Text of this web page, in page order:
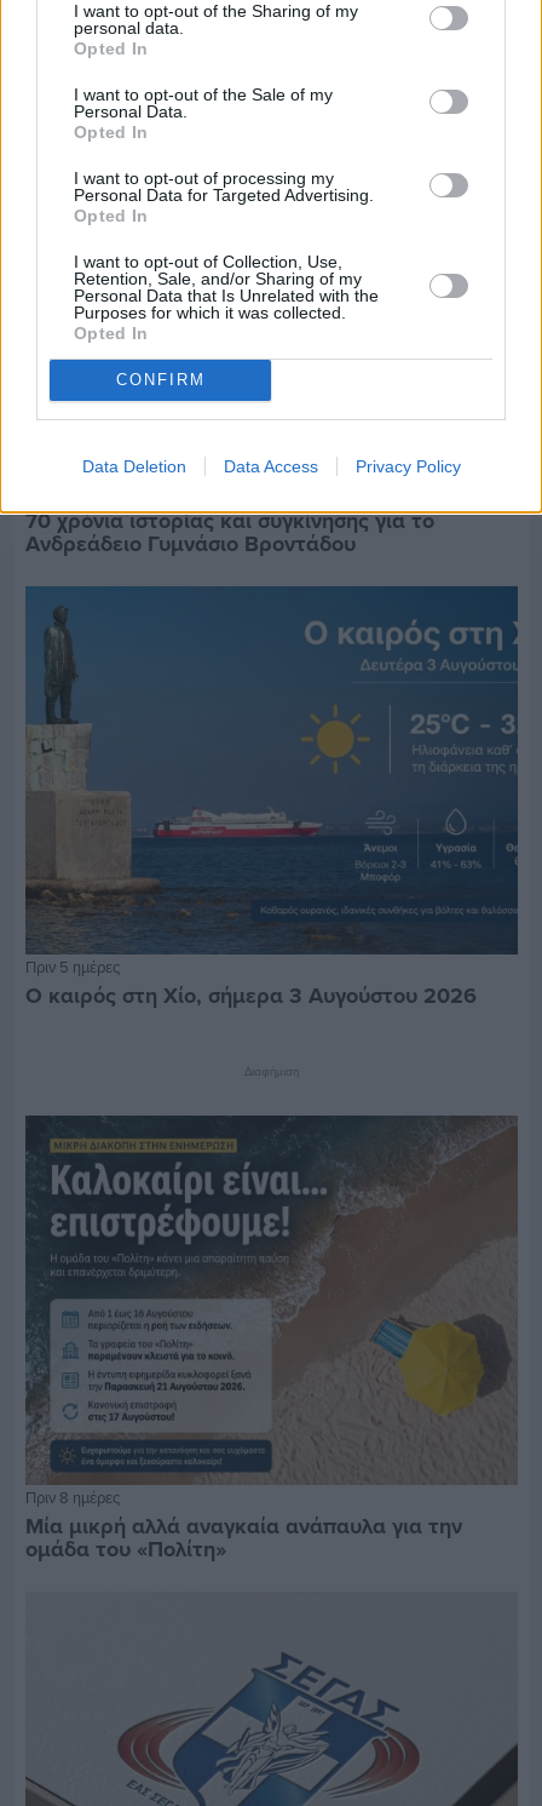
I want to opt-out of the Sharing of my
personal data.
Opted In
I want to opt-out of the Sale of my
Personal Data.
Opted In
I want to opt-out of processing my
Personal Data for Targeted Advertising.
Opted In
I want to opt-out of Collection, Use,
Retention, Sale, and/or Sharing of my
Personal Data that Is Unrelated with the
Purposes for which it was collected.
Opted In
CONFIRM
Data Deletion Data Access Privacy Policy
Πριν 5 ημέρες
Παραμονή Δεκαπενταύγουστου με μεγάλο
πανηγύρι στη Σιδηρούντα
70 χρόνια ιστορίας και συγκίνησης για το
Ανδρεάδειο Γυμνάσιο Βροντάδου
Πριν 5 ημέρες
Ο καιρός στη Χίο, σήμερα 3 Αυγούστου 2026
Διαφήμιση
Πριν 8 ημέρες
Μία μικρή αλλά αναγκαία ανάπαυλα για την
ομάδα του «Πολίτη»